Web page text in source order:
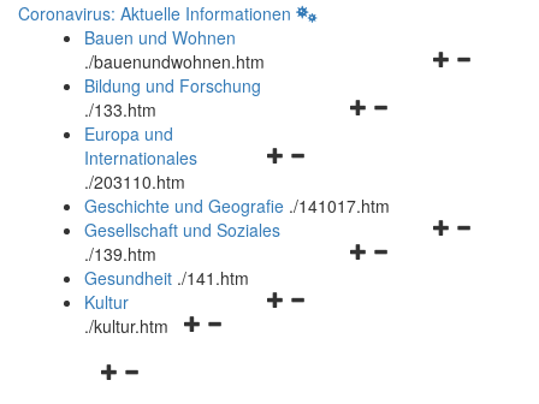
Coronavirus: Aktuelle Informationen
Bauen und Wohnen
./bauenundwohnen.htm
Navigationsmenü
Bildung und Forschung
./133.htm
Navigationsmenü
und
schließen
Europa und
Internationales
./203110.htm
Geschichte und Geografie ./141017.htm
Navigationsmenü
Gesellschaft und Soziales
./139.htm
Navigationsmenü
Gesundheit ./141.htm
Navigationsmenü
Kultur
./kultur.htm
Navigationsmenü